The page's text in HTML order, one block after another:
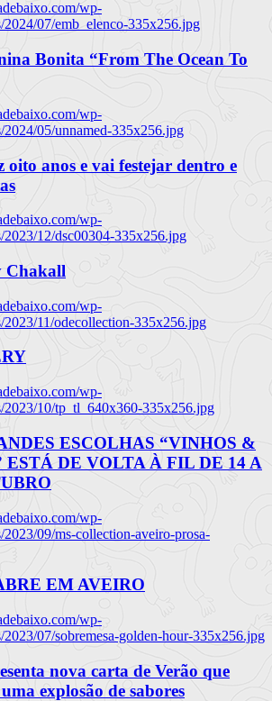
wp-
2024/07/emb_elenco-335x256.jpg
Bonita “From The Ocean To
wp-
2024/05/unnamed-335x256.jpg
oito anos e vai festejar dentro e
wp-
2023/12/dsc00304-335x256.jpg
Chakall
wp-
2023/11/odecollection-335x256.jpg
wp-
2023/10/tp_tl_640x360-335x256.jpg
ESCOLHAS “VINHOS &
ESTÁ DE VOLTA À FIL DE 14 A
wp-
2023/09/ms-collection-aveiro-prosa-
EM AVEIRO
wp-
2023/07/sobremesa-golden-hour-335x256.jpg
nova carta de Verão que
explosão de sabores